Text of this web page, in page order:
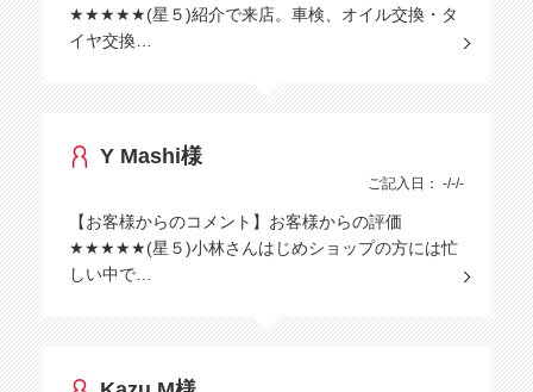
★★★★★(星５)紹介で来店。車検、オイル交換・タ
イヤ交換…
Y Mashi様
ご記入日： -/-/-
【お客様からのコメント】お客様からの評価
★★★★★(星５)小林さんはじめショップの方には忙
しい中で…